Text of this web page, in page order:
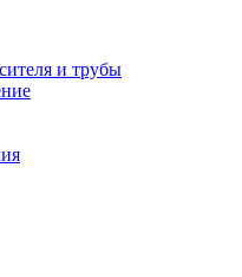
и трубы